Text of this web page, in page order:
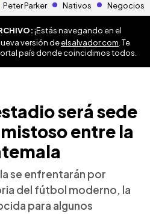
Peter Parker Nativos Negocios
¡Estás navegando en el
versión deelsalvador.com . Te
país donde coincidimos todos.
será sede
entre la
se enfrentarán por
del fútbol moderno, la
para algunos